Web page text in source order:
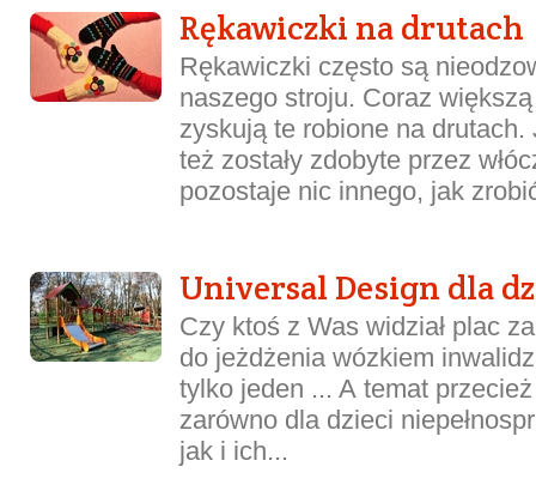
Rękawiczki na drutach
Rękawiczki często są
naszego stroju. Coraz
zyskują te robione na
też zostały zdobyte przez
pozostaje nic innego, jak
Universal Design dla
Czy ktoś z Was widział plac
do jeżdżenia wózkiem
tylko jeden ... A temat
zarówno dla dzieci
jak i ich...